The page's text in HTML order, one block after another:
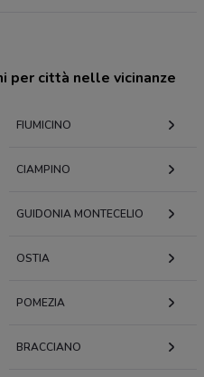
per città nelle vicinanze
FIUMICINO
CIAMPINO
GUIDONIA MONTECELIO
OSTIA
POMEZIA
BRACCIANO